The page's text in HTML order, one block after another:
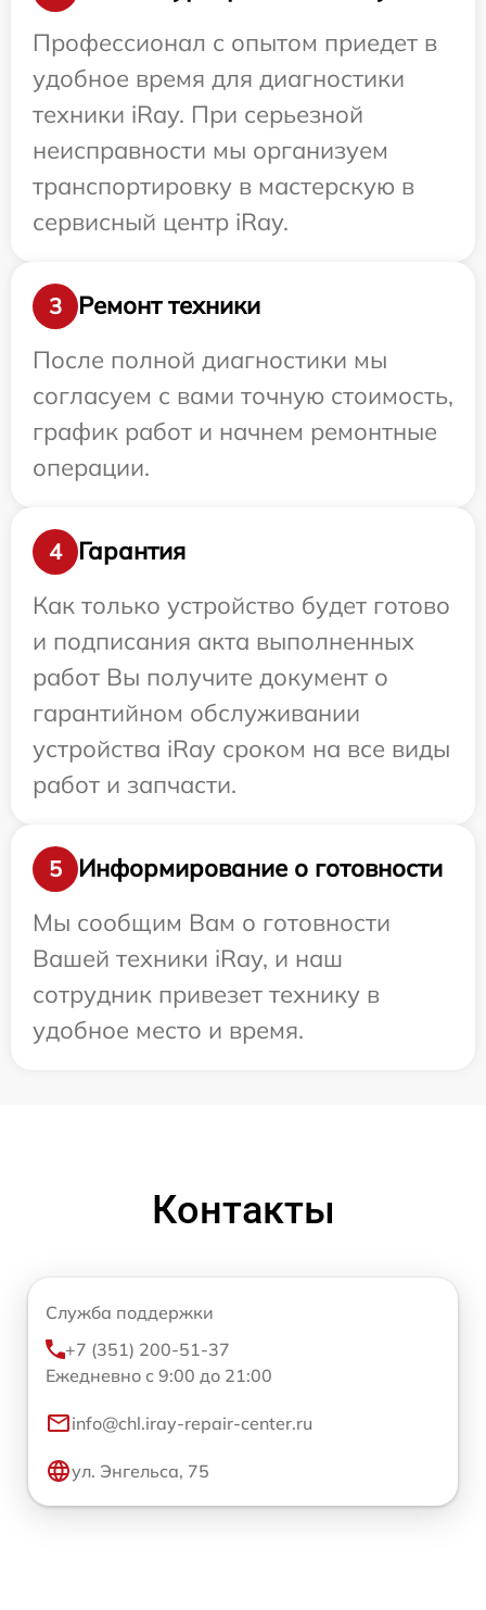
Профессионал с опытом приедет в
удобное время для диагностики
техники iRay. При серьезной
неисправности мы организуем
транспортировку в мастерскую в
сервисный центр iRay.
3
Ремонт техники
После полной диагностики мы
согласуем с вами точную стоимость,
график работ и начнем ремонтные
операции.
4
Гарантия
Как только устройство будет готово
и подписания акта выполненных
работ Вы получите документ о
гарантийном обслуживании
устройства iRay сроком на все виды
работ и запчасти.
5
Информирование о готовности
Мы сообщим Вам о готовности
Вашей техники iRay, и наш
сотрудник привезет технику в
удобное место и время.
Контакты
Служба поддержки
+7 (351) 200-51-37
Ежедневно с 9:00 до 21:00
info@chl.iray-repair-center.ru
ул. Энгельса, 75